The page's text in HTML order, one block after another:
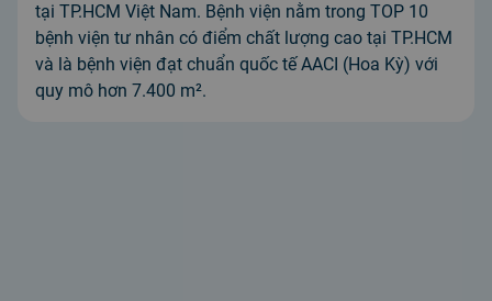
tại TP.HCM Việt Nam. Bệnh viện nằm trong TOP 10
bệnh viện tư nhân có điểm chất lượng cao tại TP.HCM
và là bệnh viện đạt chuẩn quốc tế AACI (Hoa Kỳ) với
quy mô hơn 7.400 m².